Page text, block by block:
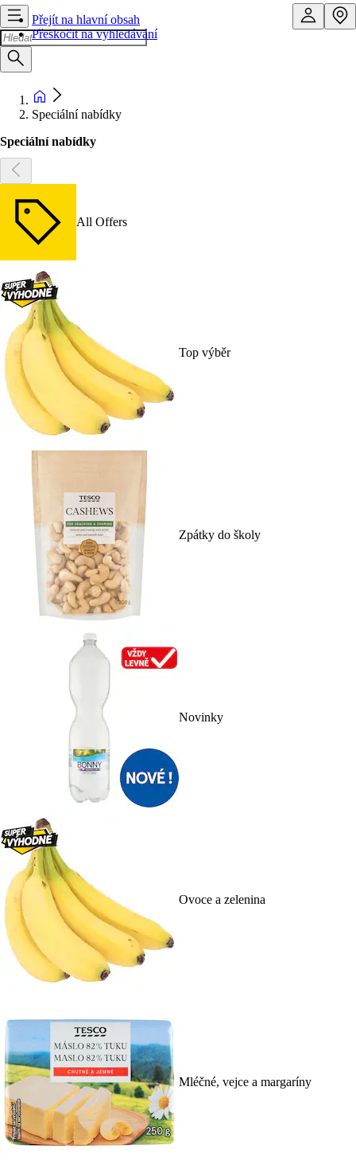
Přejít na hlavní obsah
Přeskočit na vyhledávání
Speciální nabídky
Speciální nabídky
All Offers
Top výběr
Zpátky do školy
Novinky
Ovoce a zelenina
Mléčné, vejce a margaríny